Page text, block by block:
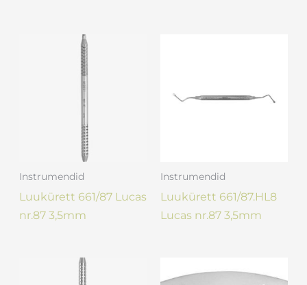
Instrumendid
Luukürett 661/87 Lucas
nr.87 3,5mm
Instrumendid
Luukürett 661/87.HL8
Lucas nr.87 3,5mm